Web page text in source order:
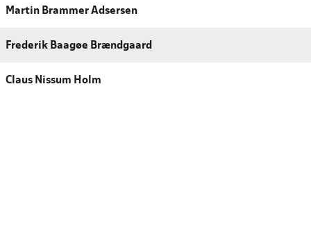
Martin Brammer Adsersen
Frederik Baagøe Brændgaard
Claus Nissum Holm